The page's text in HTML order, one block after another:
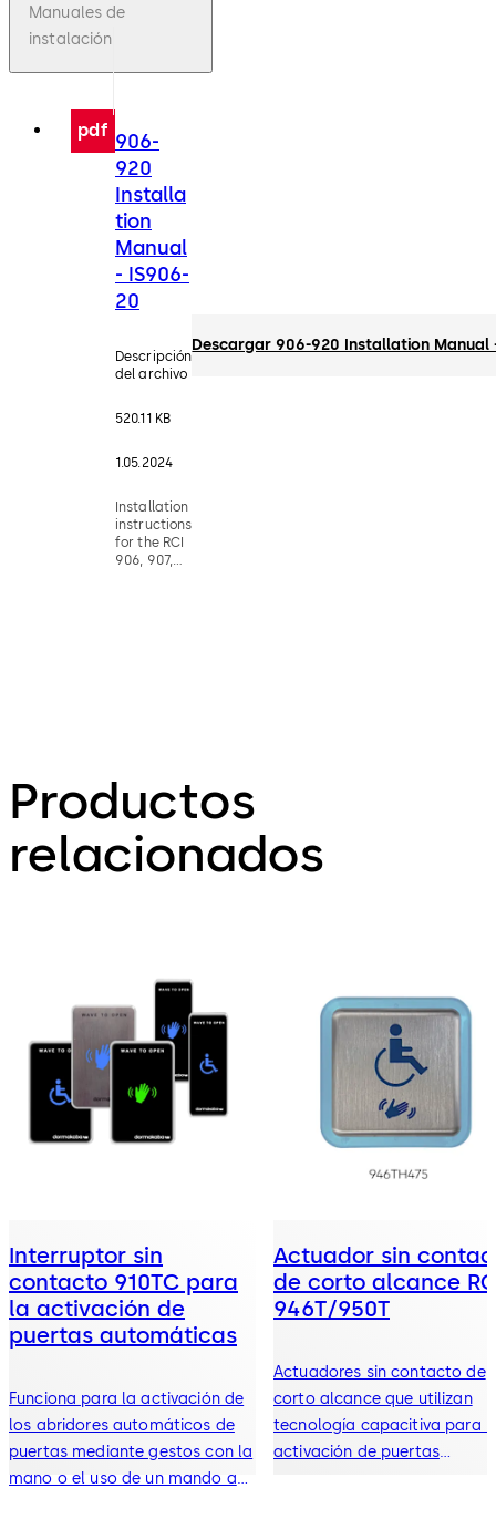
Manuales de
instalación
pdf 906-
920
Installa
tion
Manual
- IS906-
20
Descripción
del archivo
520.11 KB
1.05.2024
Installation
instructions
for the RCI
906, 907,
Descargar 906-920 Installation Manual
Productos
relacionados
Interruptor sin
contacto 910TC para
la activación de
puertas automáticas
Funciona para la activación de
los abridores automáticos de
puertas mediante gestos con la
mano o el uso de un mando a
Actuador sin
de corto alcance
946T/950T
Actuadores sin contacto de
corto alcance que utilizan
tecnología capacitiva para
activación de puertas